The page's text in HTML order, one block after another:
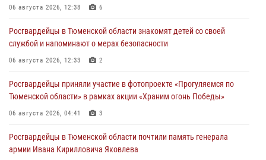
06 августа 2026, 12:38 6
Росгвардейцы в Тюменской области знакомят детей со своей
службой и напоминают о мерах безопасности
06 августа 2026, 12:33 2
Росгвардейцы приняли участие в фотопроекте «Прогуляемся по
Тюменской области» в рамках акции «Храним огонь Победы»
06 августа 2026, 04:41 3
Росгвардейцы в Тюменской области почтили память генерала
армии Ивана Кирилловича Яковлева